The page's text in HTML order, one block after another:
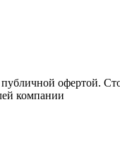
офертой.
компании